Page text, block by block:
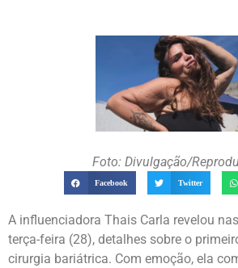
Foto: Divulgação/
Facebook Twitter
A influenciadora Thais Carla revelou
terça-feira (28), detalhes sobre o
cirurgia bariátrica. Com emoção, ela